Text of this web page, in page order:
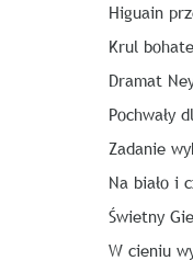
Higuain
Krul
Dramat
Pochwały
Zadanie
Na biało i
Świetny
W cieniu